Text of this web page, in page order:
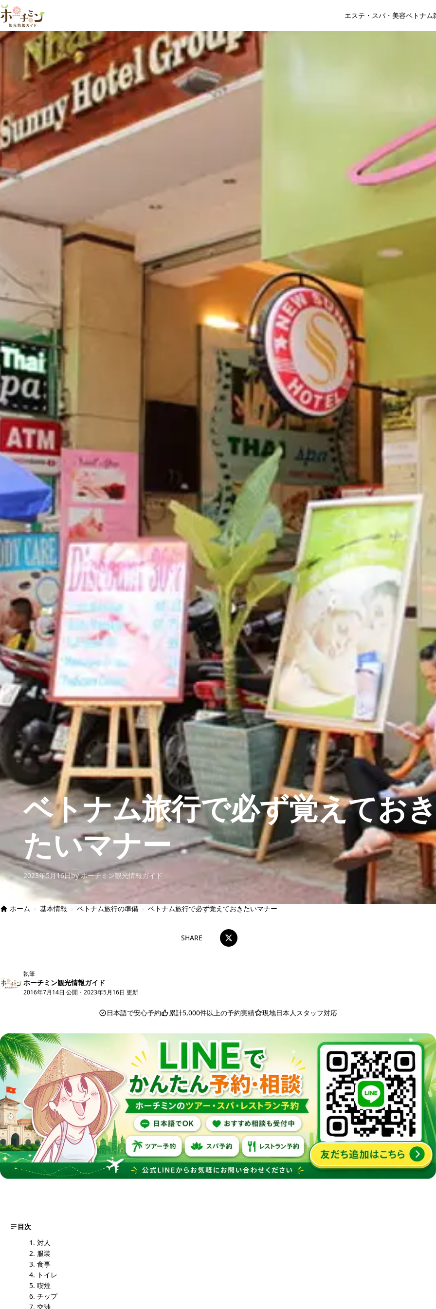
エステ・スパ・美容ベトナム
ベトナム旅行で必ず覚えてお
たいマナー
2023年5月16日by ホーチミン観光情報ガイド
ホーム › 基本情報 › ベトナム旅行の準備 › ベトナム旅行で必ず覚えておきたいマナー
SHARE
執筆
ホーチミン観光情報ガイド
2016年7月14日 公開 ・ 2023年5月16日 更新
日本語で安心予約 累計5,000件以上の予約実績 現地日本人スタッフ対応
目次
対人
服装
食事
トイレ
喫煙
チップ
交渉